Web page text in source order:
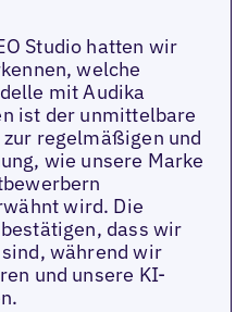
Studio hatten wir
welche
mit Audika
ist der unmittelbare
regelmäßigen und
wie unsere Marke
wird. Die
dass wir
während wir
und unsere KI-